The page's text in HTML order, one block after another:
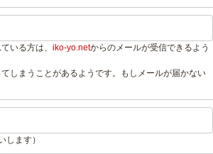
いる方は、 iko-yo.netからのメールが受信できるよう
しまうことがあるようです。もしメールが届かない
します）